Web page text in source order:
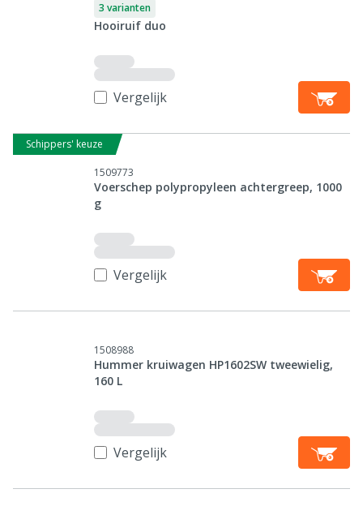
3 varianten
Hooiruif duo
Vergelijk
Schippers' keuze
1509773
Voerschep polypropyleen achtergreep, 1000
g
Vergelijk
1508988
Hummer kruiwagen HP1602SW tweewielig,
160 L
Vergelijk